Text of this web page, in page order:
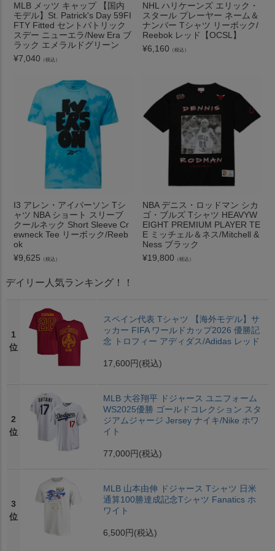
MLB メッツ キャップ 【国内
モデル】St. Patrick's Day 59FI
FTY Fitted セントパトリック
スデー ニューエラ/New Era ブ
ラック エメラルドグリーン
¥7,040 （税込）
NHL ハリケーンズ エリック・
スタール プレーヤー ネーム＆
ナンバー Tシャツ リーボック/
Reebok レッド【OCSL】
¥6,160 （税込）
I3 アレン・アイバーソン Tシ
ャツ NBA ショート スリーブ
クールネック Short Sleeve Cr
ewneck Tee リーボック/Reeb
ok
¥9,625 （税込）
NBA デニス・ロッドマン シカ
ゴ・ブルズ Tシャツ HEAVYW
EIGHT PREMIUM PLAYER TE
E ミッチェル＆ネス/Mitchell &
Ness ブラック
¥19,800 （税込）
デイリー人気ランキング！！
1
位
スペイン代表 Tシャツ 【海外モデル】サ
ッカー FIFA ワールドカップ2026 優勝記
念 トロフィー アディダス/Adidas レッド
17,600円 (税込)
2
位
MLB 大谷翔平 ドジャース ユニフォーム
WS2025優勝 ゴールドコレクション スタ
ジアムジャージ Jersey ナイキ/Nike ホワ
イト
77,000円 (税込)
3
位
MLB 山本由伸 ドジャース Tシャツ 日米
通算100勝達成記念Tシャツ Fanatics ホ
ワイト
6,500円 (税込)